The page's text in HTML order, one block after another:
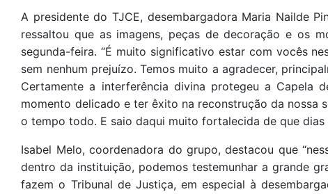
A presidente do TJCE, desembargadora Maria Nailde
ressaltou que as imagens, peças de decoração e os
segunda-feira. “É muito significativo estar com vocês
sem nenhum prejuízo. Temos muito a agradecer,
Certamente a interferência divina protegeu a Capela
momento delicado e ter êxito na reconstrução da nossa
o tempo todo. E saio daqui muito fortalecida de que dias
Isabel Melo, coordenadora do grupo, destacou que
dentro da instituição, podemos testemunhar a grande
fazem o Tribunal de Justiça, em especial à